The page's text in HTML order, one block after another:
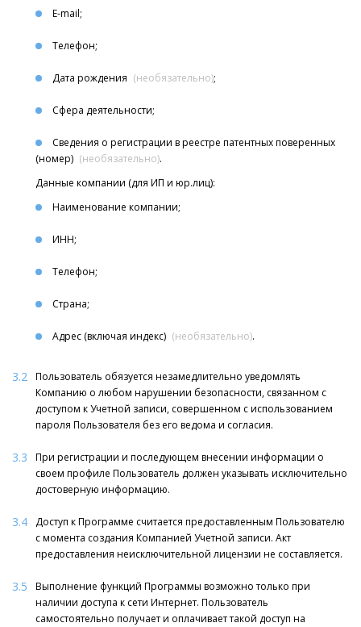
E-mail;
Телефон;
Дата рождения (необязательно);
Сфера деятельности;
Сведения о регистрации в реестре патентных поверенных
(номер) (необязательно).
Данные компании (для ИП и юр.лиц):
Наименование компании;
ИНН;
Телефон;
Страна;
Адрес (включая индекс) (необязательно).
3.2 Пользователь обязуется незамедлительно уведомлять
Компанию о любом нарушении безопасности, связанном с
доступом к Учетной записи, совершенном с использованием
пароля Пользователя без его ведома и согласия.
3.3
При регистрации и последующем внесении информации о
своем профиле Пользователь должен указывать исключительно
достоверную информацию.
3.4
Доступ к Программе считается предоставленным Пользователю
с момента создания Компанией Учетной записи. Акт
предоставления неисключительной лицензии не составляется.
3.5
Выполнение функций Программы возможно только при
наличии доступа к сети Интернет. Пользователь
самостоятельно получает и оплачивает такой доступ на